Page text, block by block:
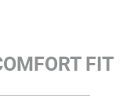
FIT